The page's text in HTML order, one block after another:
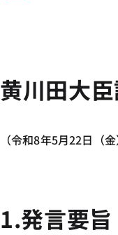
黄川田大
（令和8年5月22日（
1.発言要旨